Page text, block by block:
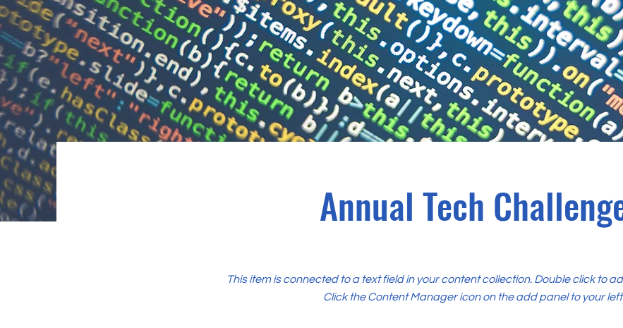
Annual Tech
This item is connected to a text field in your content collection. Double click to
Click the Content Manager icon on the add panel to your